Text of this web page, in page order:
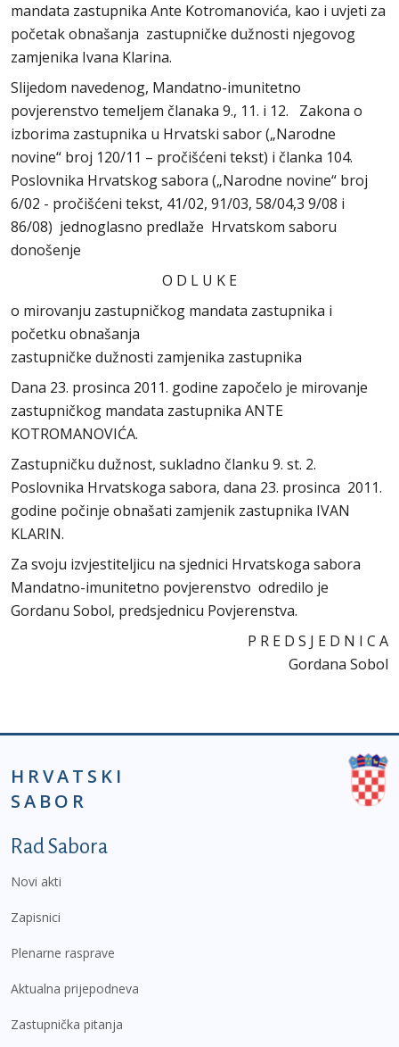
mandata zastupnika Ante Kotromanovića, kao i uvjeti za
početak obnašanja zastupničke dužnosti njegovog
zamjenika Ivana Klarina.
Slijedom navedenog, Mandatno-imunitetno
povjerenstvo temeljem članaka 9., 11. i 12. Zakona o
izborima zastupnika u Hrvatski sabor („Narodne
novine“ broj 120/11 – pročišćeni tekst) i članka 104.
Poslovnika Hrvatskog sabora („Narodne novine“ broj
6/02 - pročišćeni tekst, 41/02, 91/03, 58/04,3 9/08 i
86/08) jednoglasno predlaže Hrvatskom saboru
donošenje
O D L U K E
o mirovanju zastupničkog mandata zastupnika i
početku obnašanja
zastupničke dužnosti zamjenika zastupnika
Dana 23. prosinca 2011. godine započelo je mirovanje
zastupničkog mandata zastupnika ANTE
KOTROMANOVIĆA.
Zastupničku dužnost, sukladno članku 9. st. 2.
Poslovnika Hrvatskoga sabora, dana 23. prosinca 2011.
godine počinje obnašati zamjenik zastupnika IVAN
KLARIN.
Za svoju izvjestiteljicu na sjednici Hrvatskoga sabora
Mandatno-imunitetno povjerenstvo odredilo je
Gordanu Sobol, predsjednicu Povjerenstva.
P R E D S J E D N I C A
Gordana Sobol
HRVATSKI
SABOR
Podnožje prvi izbornik
Rad Sabora
Novi akti
Zapisnici
Plenarne rasprave
Aktualna prijepodneva
Zastupnička pitanja